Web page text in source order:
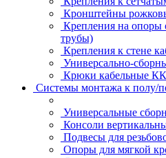
Кронштейны
Крепления на опоры
трубы)
Крепления к стене
Универсально-
Крюки кабельные КК
Системы монтажа к полу/
Универсальные
Консоли
Подвесы для
Опоры для мягкой